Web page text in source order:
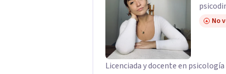
No
Licenciada y docente en